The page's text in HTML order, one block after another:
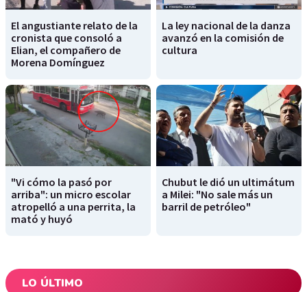
El angustiante relato de la
cronista que consoló a
Elian, el compañero de
Morena Domínguez
La ley nacional de la danza
avanzó en la comisión de
cultura
"Vi cómo la pasó por
arriba": un micro escolar
atropelló a una perrita, la
mató y huyó
Chubut le dió un ultimátum
a Milei: "No sale más un
barril de petróleo"
LO ÚLTIMO